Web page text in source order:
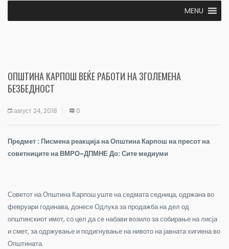
MENU
ОПШТИНА КАРПОШ ВЕЌЕ РАБОТИ НА ЗГОЛЕМЕНА
БЕЗБЕДНОСТ
август 24, 2018 0
Предмет : Писмена реакција на Општина Карпош на пресот на
советниците на ВМРО-ДПМНЕ До: Сите медиуми
Советот на Општина Карпош уште на седмата седница, одржана во
февруари годинава, донесе Одлука за продажба на дел од
општинскиот имот, со цел да се набави возило за собирање на лисја
и смет, за одржување и подигнување на нивото на јавната хигиена во
Општината.